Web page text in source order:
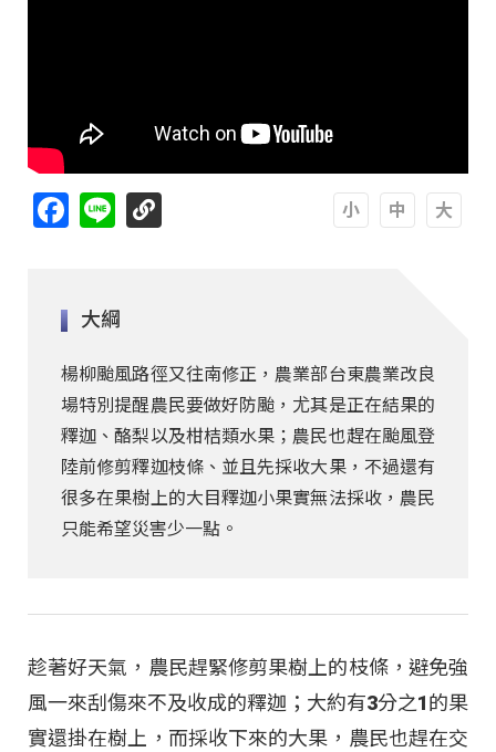
Facebook
Line
大綱
楊柳颱風路徑又往南修正，農業部台東農業改良
場特別提醒農民要做好防颱，尤其是正在結果的
釋迦、酪梨以及柑桔類水果；農民也趕在颱風登
陸前修剪釋迦枝條、並且先採收大果，不過還有
很多在果樹上的大目釋迦小果實無法採收，農民
只能希望災害少一點。
趁著好天氣，農民趕緊修剪果樹上的枝條，避免強
風一來刮傷來不及收成的釋迦；大約有3分之1的果
實還掛在樹上，而採收下來的大果，農民也趕在交